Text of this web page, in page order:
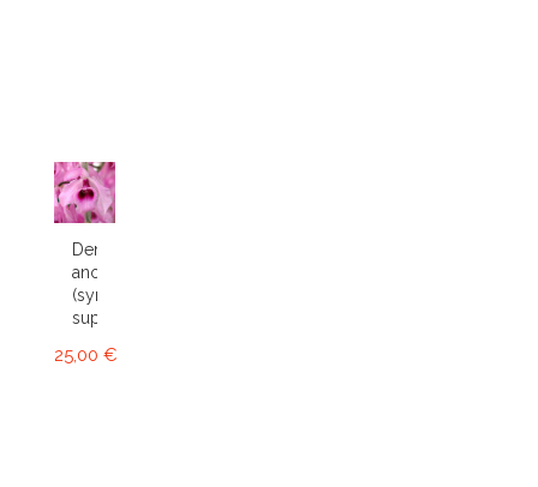
Dendrobium
anosmum
(syn.
superbum)
25,00 €